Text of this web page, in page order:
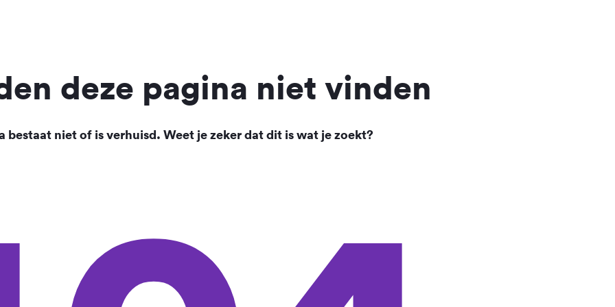
deze pagina niet vinden
bestaat niet of is verhuisd. Weet je zeker dat dit is wat je zoekt?